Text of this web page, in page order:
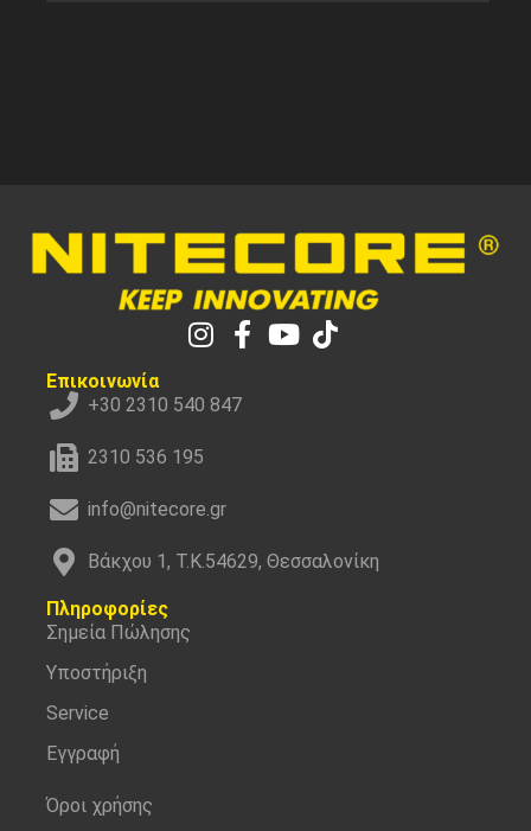
Επικοινωνία
+30 2310 540 847
2310 536 195
info@nitecore.gr
Βάκχου 1, Τ.Κ.54629, Θεσσαλονίκη
Πληροφορίες
Σημεία Πώλησης
Υποστήριξη
Service
Εγγραφή
Όροι χρήσης